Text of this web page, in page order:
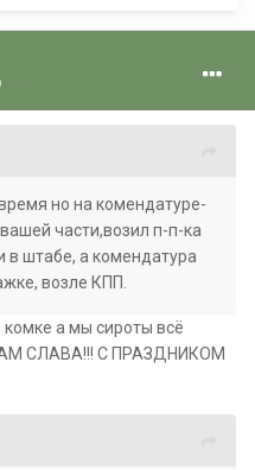
но на комендатуре-
части,возил п-п-ка
штабе, а комендатура
возле КПП.
а мы сироты всё
СЛАВА!!! С ПРАЗДНИКОМ